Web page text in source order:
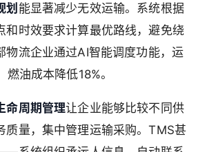
划 能显著减少无效运输。系统根据
和时效要求计算最优路线，避免绕
物流企业通过AI智能调度功能，运
油成本降低18%。
命周期管理让企业能够比较不同供
质量，集中管理运输采购。TMS甚